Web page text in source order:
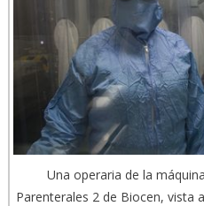
Una operaria de la
Parenterales 2 de Biocen, vista